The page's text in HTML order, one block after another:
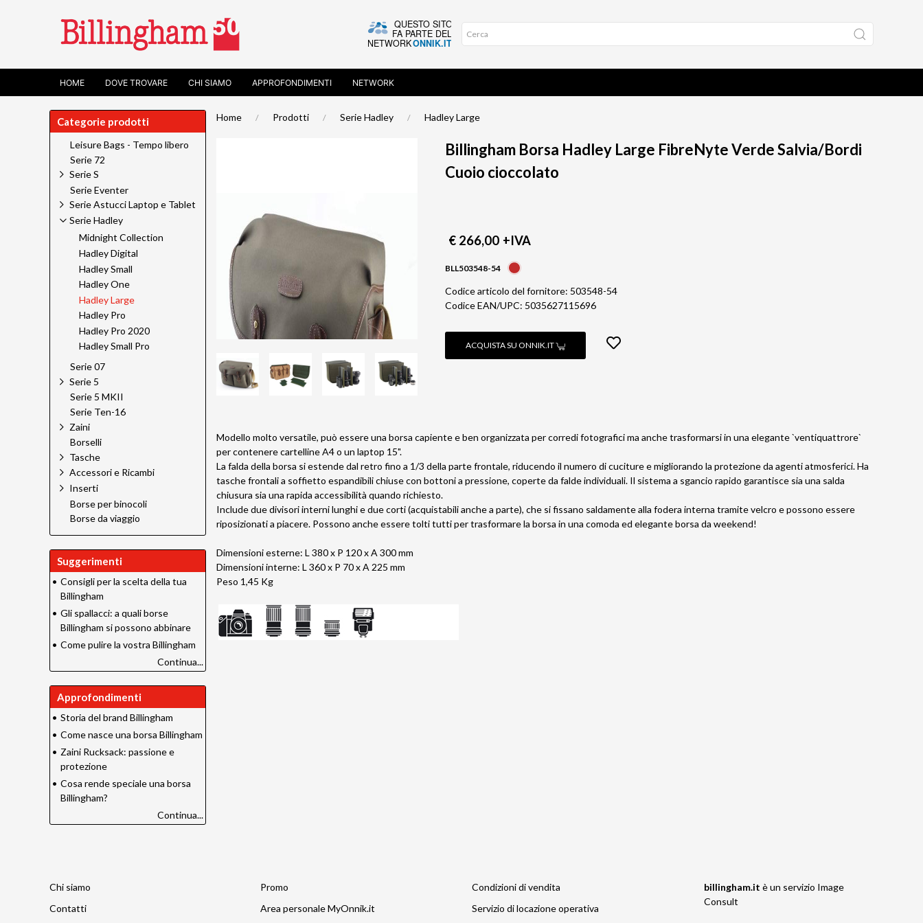
HOME DOVE TROVARE CHI SIAMO APPROFONDIMENTI NETWORK
Home Prodotti Serie Hadley Hadley Large
Billingham Borsa Hadley Large FibreNyte Verde Salvia/Bordi
Cuoio cioccolato
€ 266,00 +IVA
BLL503548-54
Codice articolo del fornitore: 503548-54
Codice EAN/UPC: 5035627115696
ACQUISTA SU ONNIK.IT
Modello molto versatile, può essere una borsa capiente e ben organizzata per corredi fotografici ma anche trasformarsi in una elegante `ventiquattrore`
per contenere cartelline A4 o un laptop 15".
La falda della borsa si estende dal retro fino a 1/3 della parte frontale, riducendo il numero di cuciture e migliorando la protezione da agenti atmosferici. Ha
tasche frontali a soffietto espandibili chiuse con bottoni a pressione, coperte da falde individuali. Il sistema a sgancio rapido garantisce sia una salda
chiusura sia una rapida accessibilità quando richiesto.
Include due divisori interni lunghi e due corti (acquistabili anche a parte), che si fissano saldamente alla fodera interna tramite velcro e possono essere
riposizionati a piacere. Possono anche essere tolti tutti per trasformare la borsa in una comoda ed elegante borsa da weekend!
Dimensioni esterne: L 380 x P 120 x A 300 mm
Dimensioni interne: L 360 x P 70 x A 225 mm
Peso 1,45 Kg
Categorie prodotti
Leisure Bags - Tempo libero
Serie 72
Serie S
Serie Eventer
Serie Astucci Laptop e Tablet
Serie Hadley
Midnight Collection
Hadley Digital
Hadley Small
Hadley One
Hadley Large
Hadley Pro
Hadley Pro 2020
Hadley Small Pro
Serie 07
Serie 5
Serie 5 MKII
Serie Ten-16
Zaini
Borselli
Tasche
Accessori e Ricambi
Inserti
Borse per binocoli
Borse da viaggio
Suggerimenti
• Consigli per la scelta della tua
Billingham
• Gli spallacci: a quali borse
Billingham si possono abbinare
• Come pulire la vostra Billingham
Continua...
Approfondimenti
• Storia del brand Billingham
• Come nasce una borsa Billingham
• Zaini Rucksack: passione e
protezione
• Cosa rende speciale una borsa
Billingham?
Continua...
Chi siamo
Contatti
Promo
Area personale MyOnnik.it
Condizioni di vendita
Servizio di locazione operativa
billingham.it è un servizio Image
Consult